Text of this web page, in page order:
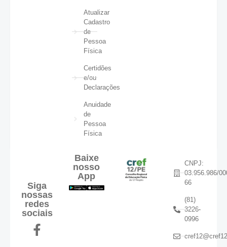
Atualizar
Cadastro
de
Pessoa
Física
Certidões
e/ou
Declarações
Anuidade
de
Pessoa
Física
Siga
nossas
redes
sociais
Baixe
nosso
App
CNPJ:
03.956.986/
66
(81)
3226-
0996